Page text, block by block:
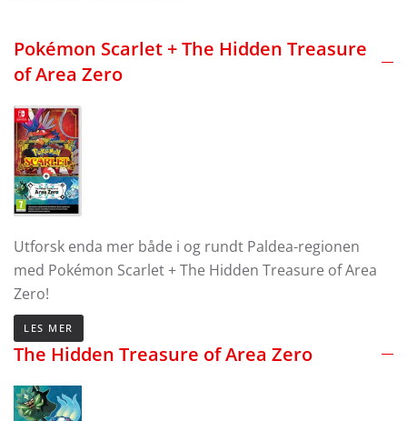
Pokémon Scarlet + The Hidden Treasure
of Area Zero
Utforsk enda mer både i og rundt Paldea-regionen
med Pokémon Scarlet + The Hidden Treasure of Area
Zero!
LES MER
The Hidden Treasure of Area Zero